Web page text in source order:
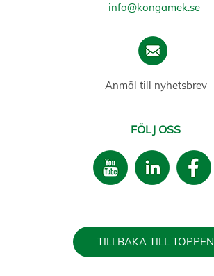
info@kongamek.se
Anmäl till nyhetsbrev
FÖLJ OSS
TILLBAKA TILL TOPPEN